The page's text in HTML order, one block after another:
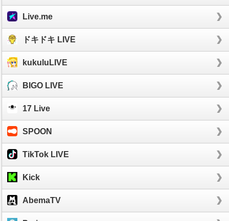
Live.me
ドキドキ LIVE
kukuluLIVE
BIGO LIVE
17 Live
SPOON
TikTok LIVE
Kick
AbemaTV